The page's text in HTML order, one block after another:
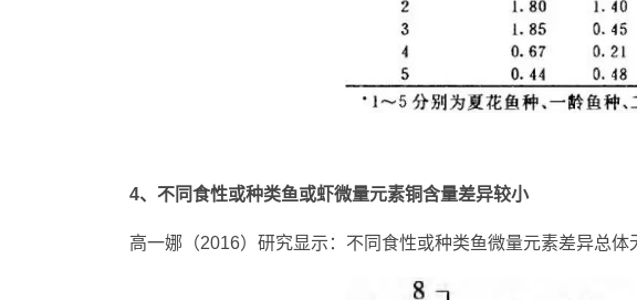
4、不同食性或种类鱼或虾微量元素铜含量差异较小
高一娜（2016）研究显示：不同食性或种类鱼微量元素差异总体